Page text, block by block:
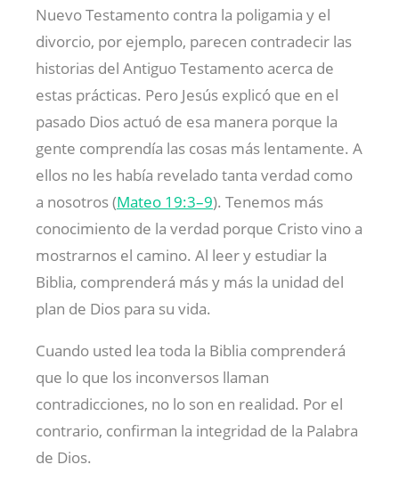
Nuevo Testamento contra la poligamia y el
divorcio, por ejemplo, parecen contradecir las
historias del Antiguo Testamento acerca de
estas prácticas. Pero Jesús explicó que en el
pasado Dios actuó de esa manera porque la
gente comprendía las cosas más lentamente. A
ellos no les había revelado tanta verdad como
a nosotros (Mateo 19:3–9). Tenemos más
conocimiento de la verdad porque Cristo vino a
mostrarnos el camino. Al leer y estudiar la
Biblia, comprenderá más y más la unidad del
plan de Dios para su vida.
Cuando usted lea toda la Biblia comprenderá
que lo que los inconversos llaman
contradicciones, no lo son en realidad. Por el
contrario, confirman la integridad de la Palabra
de Dios.